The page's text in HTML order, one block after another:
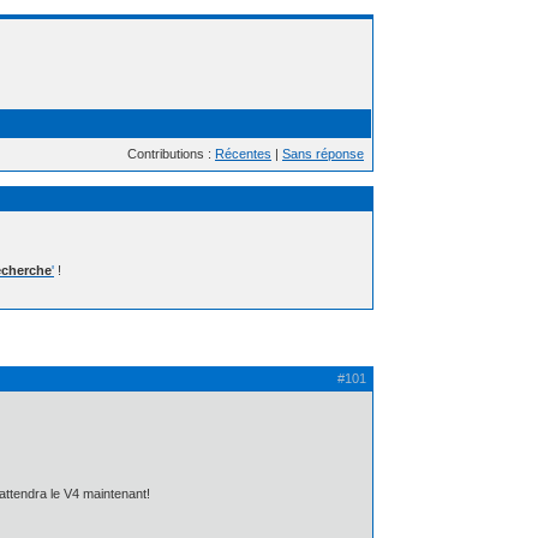
Contributions : Récentes | Sans réponse
' !
#101
le V4 maintenant!